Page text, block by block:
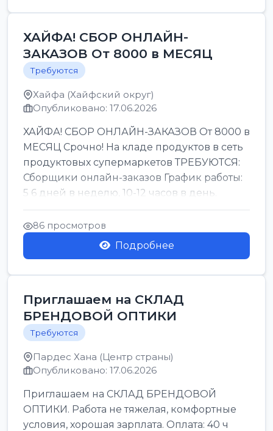
ХАЙФА! СБОР ОНЛАЙН-
ЗАКАЗОВ От 8000 в МЕСЯЦ
Требуются
Хайфа (Хайфский округ)
Опубликовано: 17.06.2026
ХАЙФА! СБОР ОНЛАЙН-ЗАКАЗОВ От 8000 в
МЕСЯЦ Срочно! На кладе продуктов в сеть
продуктовых супермаркетов ТРЕБУЮТСЯ:
Сборщики онлайн-заказов График работы:
5 6 дней в неделю, 10-12 часов в день.
Колле ОП...
86 просмотров
Подробнее
Приглашаем на СКЛАД
БРЕНДОВОЙ ОПТИКИ
Требуются
Пардес Хана (Центр страны)
Опубликовано: 17.06.2026
Приглашаем на СКЛАД БРЕНДОВОЙ
ОПТИКИ. Работа не тяжелая, комфортные
условия, хорошая зарплата. Оплата: 40 ч